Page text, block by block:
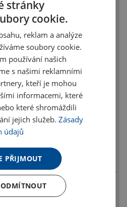
mít 11.8.
mít 12.8. až 18.8.
Do košíku
Možnosti doručení »
Výdejní místa »
do oblíbených
stránky
cookie.
reklam a analýze
soubory cookie.
používání našich
s našimi reklamními
kteří je mohou
informacemi, které
které shromáždili
jejich služeb.Zásady
údajů
PŘIJMOUT
ODMÍTNOUT